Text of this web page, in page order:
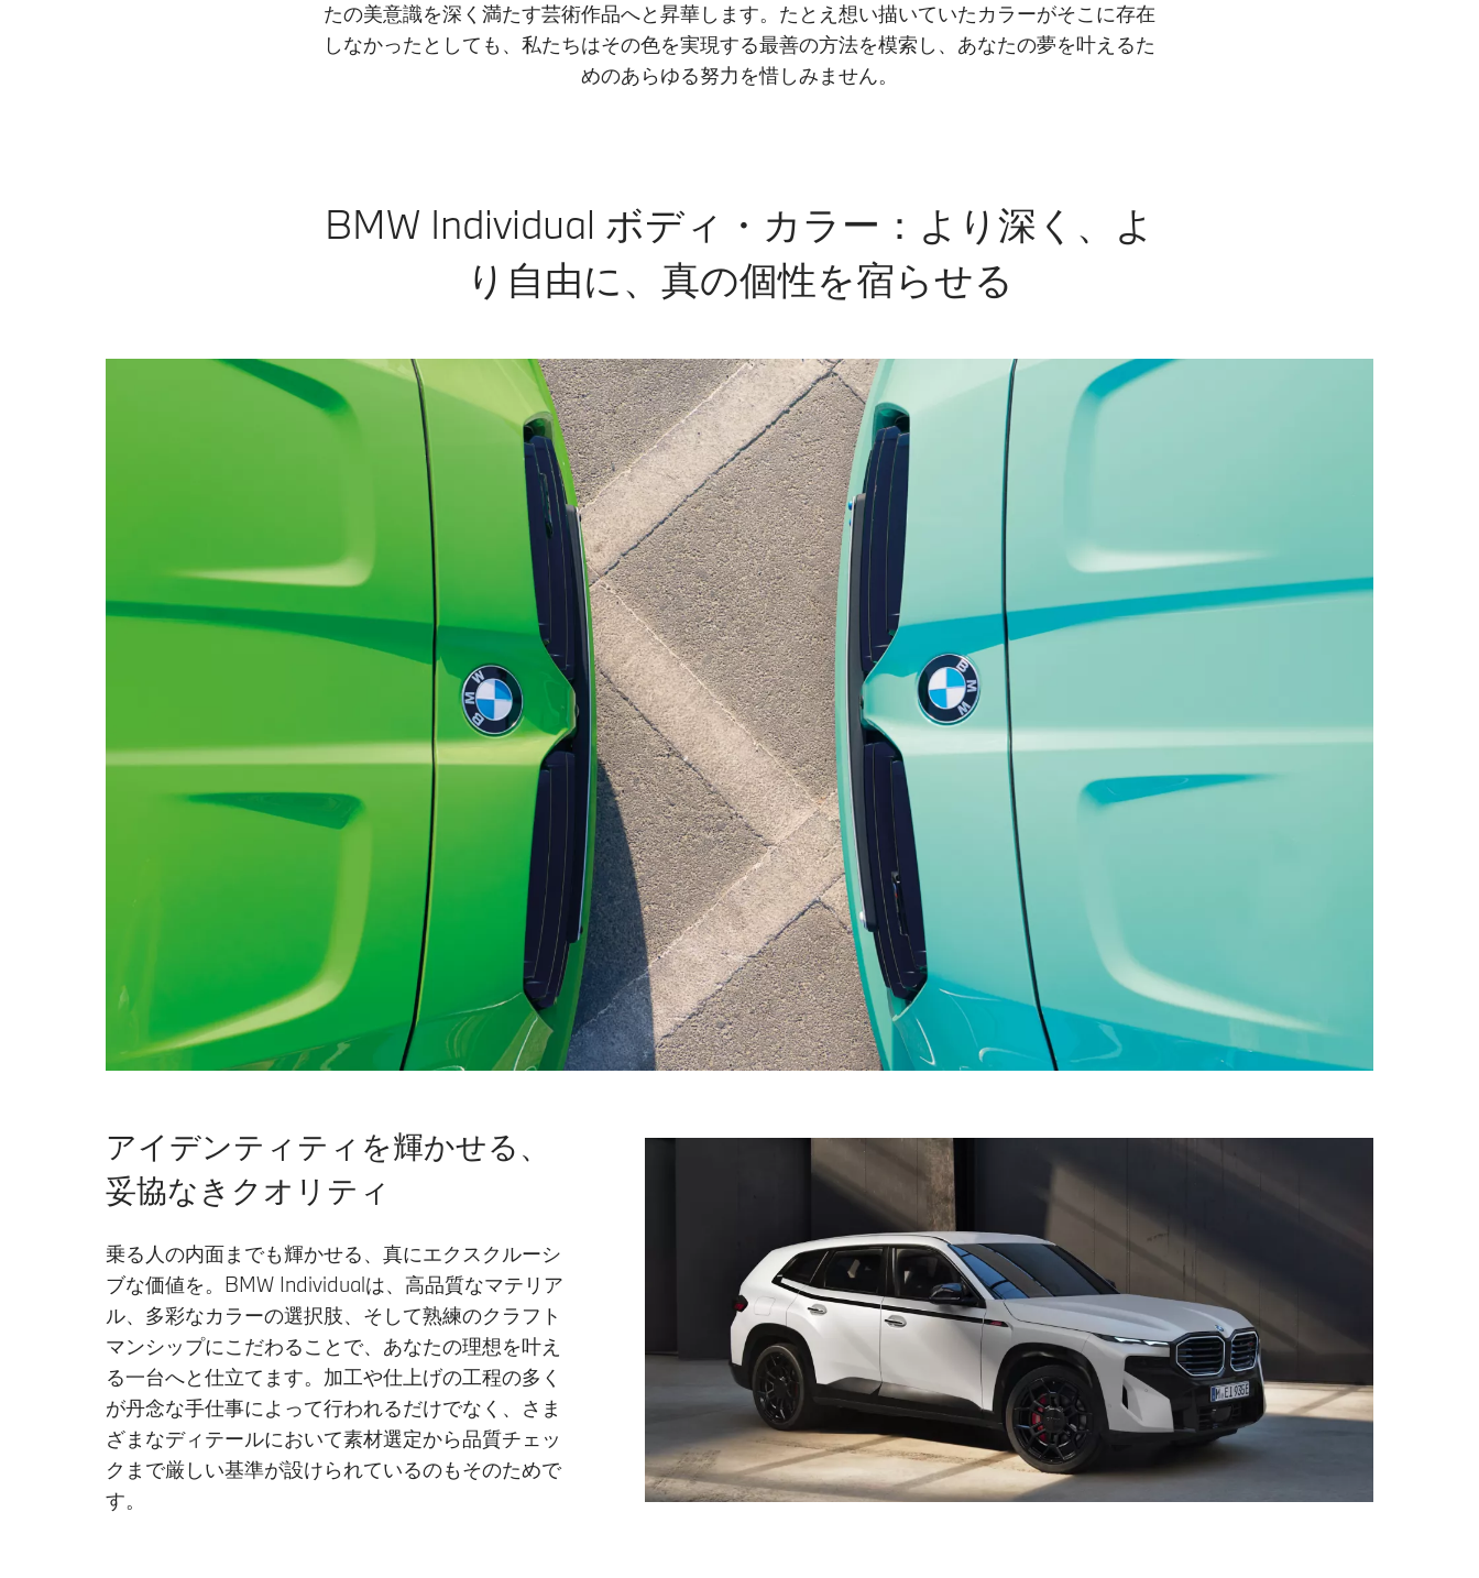
たの美意識を深く満たす芸術作品へと昇華します。たとえ想い描いていたカラーがそこに存在
しなかったとしても、私たちはその色を実現する最善の方法を模索し、あなたの夢を叶えるた
めのあらゆる努力を惜しみません。
BMW Individual ボディ・カラー：より深く、よ
り自由に、真の個性を宿らせる
アイデンティティを輝かせる、
妥協なきクオリティ
乗る人の内面までも輝かせる、真にエクスクルーシ
ブな価値を。BMW Individualは、高品質なマテリア
ル、多彩なカラーの選択肢、そして熟練のクラフト
マンシップにこだわることで、あなたの理想を叶え
る一台へと仕立てます。加工や仕上げの工程の多く
が丹念な手仕事によって行われるだけでなく、さま
ざまなディテールにおいて素材選定から品質チェッ
クまで厳しい基準が設けられているのもそのためで
す。